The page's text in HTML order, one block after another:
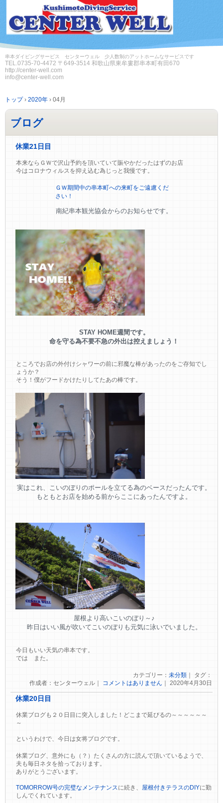
串本ダイビングサービス センターウェル 少人数制のアットホームなサービスです
TEL.0735-70-4472 〒649-3514 和歌山県東牟婁郡串本町有田670
http://center-well.com
info@center-well.com
トップ› 2020年 › 04月
ブログ
休業21日目
本来ならＧＷで沢山予約を頂いていて賑やかだったはずのお店
今はコロナウィルスを抑え込む為じっと我慢です。
ＧＷ期間中の串本町への来町をご遠慮くだ
さい！
南紀串本観光協会からのお知らせです。
STAY HOME週間です。
命を守る為不要不急の外出は控えましょう！
ところでお店の外付けシャワーの前に邪魔な棒があったのをご存知でし
ょうか？
そう！僕がフードかけたりしてたあの棒です。
実はこれ、こいのぼりのポールを立てる為のベースだったんです。
もともとお店を始める前からここにあったんですよ。
屋根より高いこいのぼり～♪
昨日はいい風が吹いてこいのぼりも元気に泳いでいました。
今日もいい天気の串本です。
では また。
カテゴリー： 未分類｜ タグ：
作成者：センターウェル｜ コメントはありません ｜ 2020年4月30日
休業20日目
休業ブログも２０日目に突入しました！どこまで延びるの～～～～～～
～
というわけで、今日は女将ブログです。
休業ブログ、意外にも（？）たくさんの方に読んで頂いているようで、
夫も毎日ネタを拾っております。
ありがとうございます。
TOMORROW号の完璧なメンテナンスに続き、 屋根付きテラスのDIYに勤
しんでくれています。